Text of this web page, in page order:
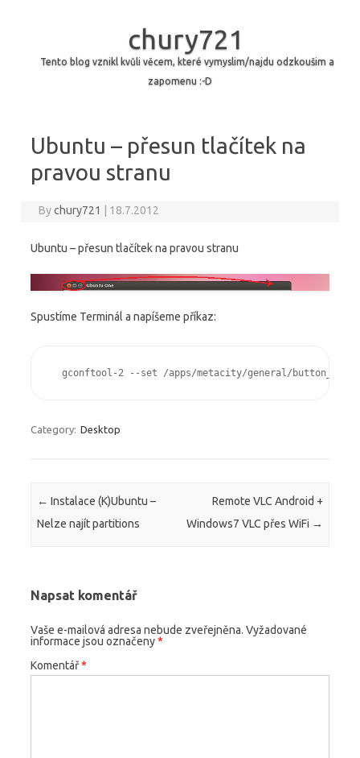
chury721
Tento blog vznikl kvůli věcem, které vymyslim/najdu odzkoušim a
zapomenu :-D
Ubuntu – přesun tlačítek na
pravou stranu
Bychury721 18.7.2012
Ubuntu – přesun tlačítek na pravou stranu
Spustíme Terminál a napíšeme příkaz:
gconftool-2 --set /apps/metacity/general/
Category: Desktop
Post navigation
← Instalace (K)Ubuntu –
Nelze najít partitions
Remote VLC Android +
Windows7 VLC přes WiFi →
Napsat komentář
Vaše e-mailová adresa nebude zveřejněna. Vyžadované
informace jsou označeny*
Komentář*